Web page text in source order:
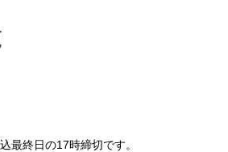
終日の17時締切です。